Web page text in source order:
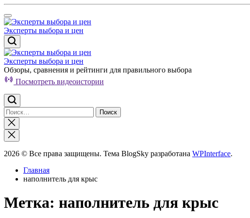
Перейти
к
содержимому
Эксперты выбора и цен
Эксперты выбора и цен
Обзоры, сравнения и рейтинги для правильного выбора
Посмотреть видеоистории
Найти:
Закрыть
поиск
2026 © Все права защищены. Тема BlogSky разработана WPInterface.
Главная
наполнитель для крыс
Метка: наполнитель для крыс